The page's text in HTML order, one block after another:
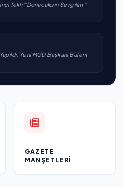
Tekli “Donacaksın Sevgilim “
Yeni MGD Başkanı Bülent
GAZETE
MANŞETLERI